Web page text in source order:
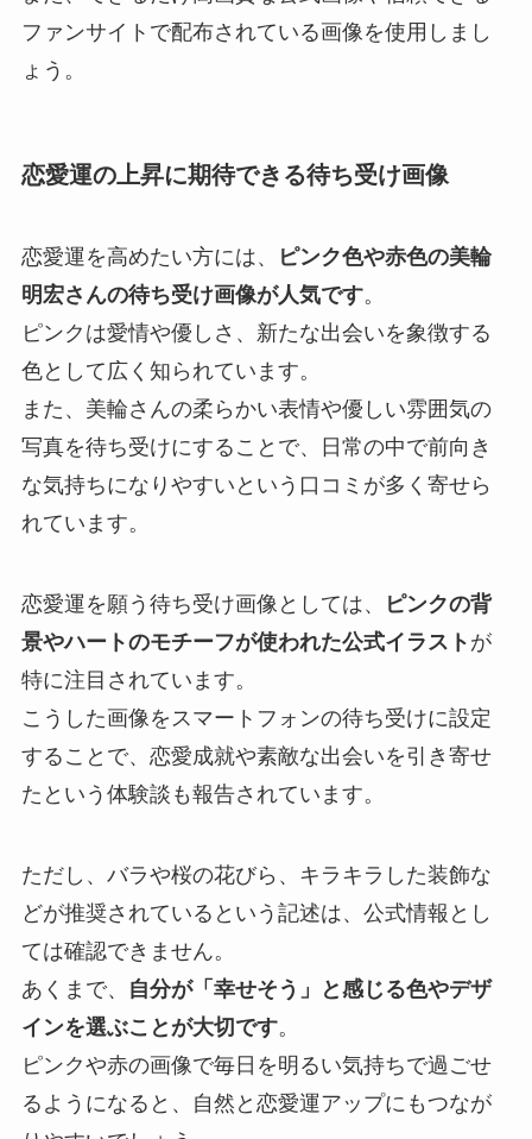
ファンサイトで配布されている画像を使用しまし
ょう。
恋愛運の上昇に期待できる待ち受け画像
恋愛運を高めたい方には、
ピンク色や赤色の美輪
明宏さんの待ち受け画像が人気です。
ピンクは愛情や優しさ、新たな出会いを象徴する
色として広く知られています。
また、美輪さんの柔らかい表情や優しい雰囲気の
写真を待ち受けにすることで、日常の中で前向き
な気持ちになりやすいという口コミが多く寄せら
れています。
恋愛運を願う待ち受け画像としては、
ピンクの背
景やハートのモチーフが使われた公式イラスト が
特に注目されています。
こうした画像をスマートフォンの待ち受けに設定
することで、恋愛成就や素敵な出会いを引き寄せ
たという体験談も報告されています。
ただし、バラや桜の花びら、キラキラした装飾な
どが推奨されているという記述は、公式情報とし
ては確認できません。
あくまで、
自分が「幸せそう」と感じる色やデザ
インを選ぶことが大切です。
ピンクや赤の画像で毎日を明るい気持ちで過ごせ
るようになると、自然と恋愛運アップにもつなが